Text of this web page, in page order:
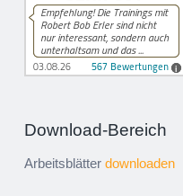
Download-Bereich
Arbeitsblätter downloaden